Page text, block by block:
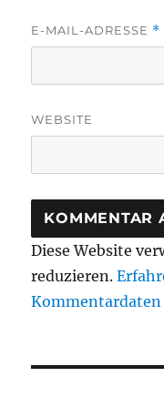
E-MAIL-ADRESSE *
WEBSITE
Diese Website
reduzieren.